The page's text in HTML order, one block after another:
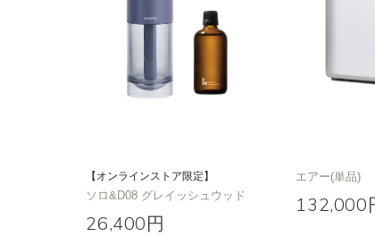
【オンラインストア限定】
ソロ&D08 グレイッシュウッド
26,400円
エアー(単品)
132,000